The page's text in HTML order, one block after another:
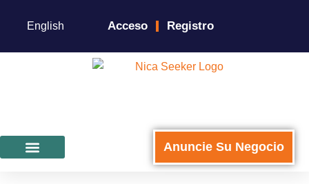
English Acceso Registro
Anuncie Su Negocio